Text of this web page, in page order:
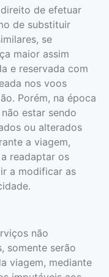
de efetuar
de substituir
se
maior assim
e reservada com
nos voos
Porém, na época
estar sendo
ou alterados
a viagem,
readaptar os
a modificar as
não
somente serão
viagem, mediante